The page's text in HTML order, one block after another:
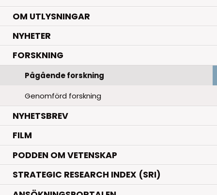
OM UTLYSNINGAR
NYHETER.
FORSKNING.
Pågående forskning
Genomförd forskning
NYHETSBREV
FILM
PODDEN OM VETENSKAP
STRATEGIC RESEARCH INDEX (SRI)